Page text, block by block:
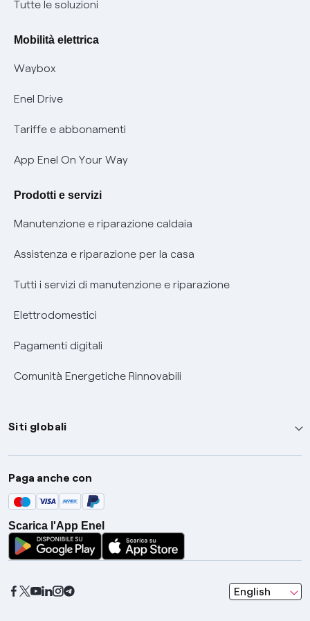
Nuove regole europee per la protezione dei dati
Offerte Placet non vulnerabili
Offerta Tutela Vulnerabilità Gas
Mobilità Elettrica
Phishing e truffe online
Verifica chi ti ha chiamato
Informativa RAEE
Tutte le soluzioni
Mobilità elettrica
Waybox
Enel Drive
Tariffe e abbonamenti
App Enel On Your Way
Prodotti e servizi
Manutenzione e riparazione caldaia
Assistenza e riparazione per la casa
Tutti i servizi di manutenzione e riparazione
Elettrodomestici
Pagamenti digitali
Comunità Energetiche Rinnovabili
Siti globali
Enel Group
Enel Green Power
Global Trading
Global Procurement
Gridspertise
Paga anche con
Scarica l'App Enel
English
seleziona una